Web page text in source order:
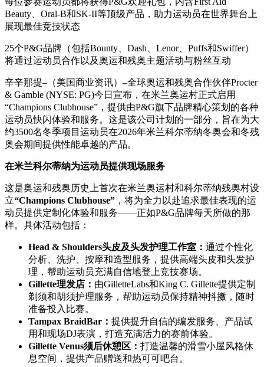
Beauty、Oral-B和SK-II等顶级产品，助力运动员在世界舞台上
展现最佳竞技状态
25个P&G品牌（包括Bounty、Dash、Lenor、Puffs和Swiffer）
将通过运动员合作以及奥运和残奥主题活动与粉丝互动
辛辛那提–（美国商业资讯）–全球奥运和残奥合作伙伴Procter
& Gamble (NYSE: PG)今日宣布，在米兰奥运村正式启用
“Champions Clubhouse”，提供由P&G旗下品牌精心策划的各种
运动员快闪体验和服务。这是该公司计划的一部分，旨在为大
约3500名冬季项目运动员在2026年米兰科尔蒂纳冬奥会和冬残
奥会期间提供性能卓越的产品。
在米兰科尔蒂纳为运动员提供现场服务
这是奥运和残奥历史上首次在米兰奥运村和科尔蒂纳残奥村设
立“Champions Clubhouse” ，将为全力以赴追求最佳表现的运
动员提供定制化体验和服务——正如P&G品牌每天所做的那
样。具体活动包括：
Head & Shoulders头皮及头发护理工作室： 通过个性化
分析、洗护、按摩和造型服务，提供高端头皮和头发护
理，帮助运动员充满自信地登上竞技赛场。
Gillette理发店： 由GilletteLabs和King C. Gillette提供定制
剃须和胡须护理服务，帮助运动员保持精神抖擞，随时
准备投入比赛。
Tampax BraidBar： 提供提升自信的编发服务、产品试
用和现场DJ表演，打造充满活力的赛前体验。
Gillette Venus须后休憩区： 打造温馨的滑雪小屋风格休
息空间，提供产品赠送和热可可吧台。